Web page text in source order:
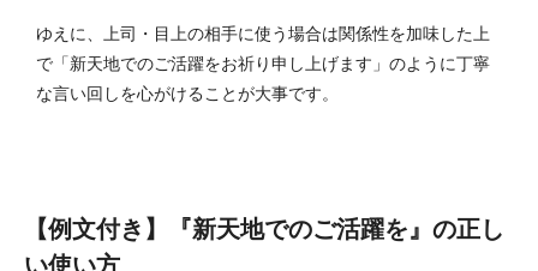
ゆえに、上司・目上の相手に使う場合は関係性を加味した上
で「新天地でのご活躍をお祈り申し上げます」のように丁寧
な言い回しを心がけることが大事です。
【例文付き】『新天地でのご活躍を』の正し
い使い方